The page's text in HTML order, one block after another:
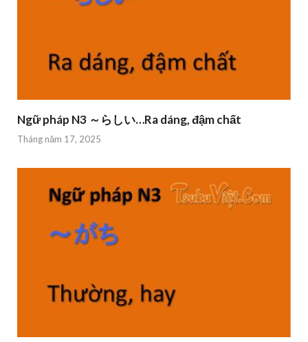
Ngữ pháp N3 ～らしい…Ra dáng, đậm chất
Tháng năm 17, 2025